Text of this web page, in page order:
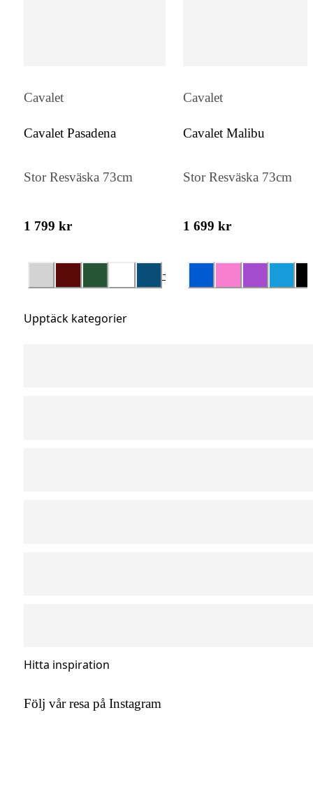
Cavalet
Cavalet Pasadena
Stor Resväska 73cm
1 799 kr
+
Cavalet
Cavalet Malibu
Stor Resväska 73cm
1 699 kr
Upptäck kategorier
Hitta inspiration
Följ vår resa på Instagram